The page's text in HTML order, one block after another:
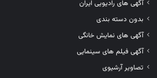
آگهی های رادیویی ایران
بدون دسته بندی
آگهی های نمایش خانگی
آگهی فیلم های سینمایی
تصاویر آرشیوی